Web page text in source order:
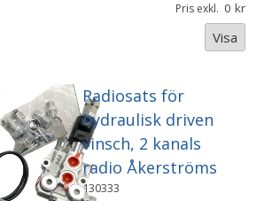
Pris exkl. 0
Visa
Radiosats för
hydraulisk driven
vinsch, 2 kanals
radio Åkerströms
130333